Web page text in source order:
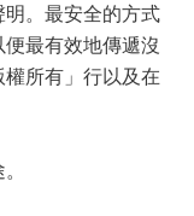
。最安全的方式
最有效地傳遞沒
所有」行以及在